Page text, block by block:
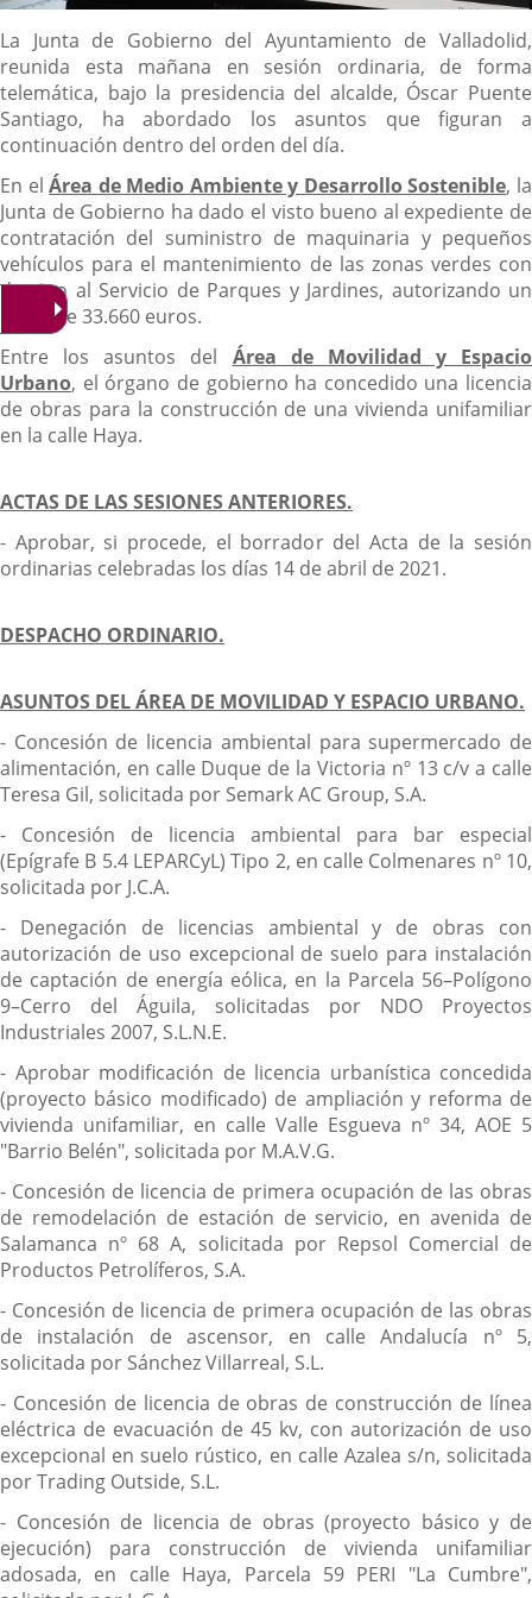
Descripción
La Junta de Gobierno del Ayuntamiento de Valladolid,
reunida esta mañana en sesión ordinaria, de forma
telemática, bajo la presidencia del alcalde, Óscar Puente
Santiago, ha abordado los asuntos que figuran a
continuación dentro del orden del día.
En elÁrea de Medio Ambiente y Desarrollo Sostenible, la
Junta de Gobierno ha dado el visto bueno al expediente de
contratación del suministro de maquinaria y pequeños
vehículos para el mantenimiento de las zonas verdes con
destino al Servicio de Parques y Jardines, autorizando un
gasto de 33.660 euros.
Entre los asuntos del Área de Movilidad y Espacio
Urbano, el órgano de gobierno ha concedido una licencia
de obras para la construcción de una vivienda unifamiliar
en la calle Haya.
ACTAS DE LAS SESIONES ANTERIORES.
- Aprobar, si procede, el borrador del Acta de la sesión
ordinarias celebradas los días 14 de abril de 2021.
DESPACHO ORDINARIO.
ASUNTOS DEL ÁREA DE MOVILIDAD Y ESPACIO URBANO.
- Concesión de licencia ambiental para supermercado de
alimentación, en calle Duque de la Victoria nº 13 c/v a calle
Teresa Gil, solicitada por Semark AC Group, S.A.
- Concesión de licencia ambiental para bar especial
(Epígrafe B 5.4 LEPARCyL) Tipo 2, en calle Colmenares nº 10,
solicitada por J.C.A.
- Denegación de licencias ambiental y de obras con
autorización de uso excepcional de suelo para instalación
de captación de energía eólica, en la Parcela 56–Polígono
9–Cerro del Águila, solicitadas por NDO Proyectos
Industriales 2007, S.L.N.E.
- Aprobar modificación de licencia urbanística concedida
(proyecto básico modificado) de ampliación y reforma de
vivienda unifamiliar, en calle Valle Esgueva nº 34, AOE 5
"Barrio Belén", solicitada por M.A.V.G.
- Concesión de licencia de primera ocupación de las obras
de remodelación de estación de servicio, en avenida de
Salamanca nº 68 A, solicitada por Repsol Comercial de
Productos Petrolíferos, S.A.
- Concesión de licencia de primera ocupación de las obras
de instalación de ascensor, en calle Andalucía nº 5,
solicitada por Sánchez Villarreal, S.L.
- Concesión de licencia de obras de construcción de línea
eléctrica de evacuación de 45 kv, con autorización de uso
excepcional en suelo rústico, en calle Azalea s/n, solicitada
por Trading Outside, S.L.
- Concesión de licencia de obras (proyecto básico y de
ejecución) para construcción de vivienda unifamiliar
adosada, en calle Haya, Parcela 59 PERI "La Cumbre",